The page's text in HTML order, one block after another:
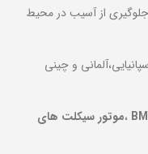
از آسیب در محیط
و چینی
،موتور سیکلت های